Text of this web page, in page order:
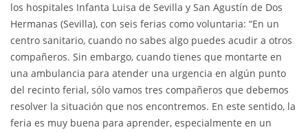
los hospitales Infanta Luisa de Sevilla y San Agustín de Dos
Hermanas (Sevilla), con seis ferias como voluntaria: “En un
centro sanitario, cuando no sabes algo puedes acudir a otros
compañeros. Sin embargo, cuando tienes que montarte en
una ambulancia para atender una urgencia en algún punto
del recinto ferial, sólo vamos tres compañeros que debemos
resolver la situación que nos encontremos. En este sentido, la
feria es muy buena para aprender, especialmente en un